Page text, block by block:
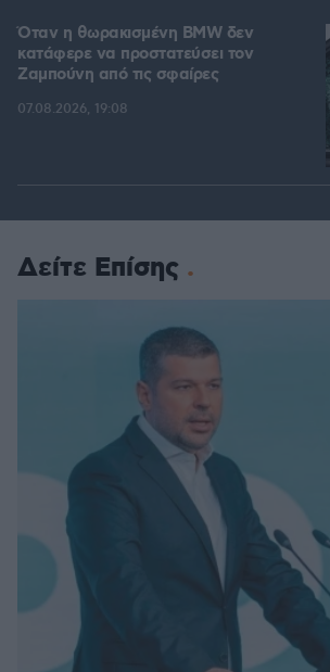
Όταν η θωρακισμένη BMW δεν
κατάφερε να προστατεύσει τον
Ζαμπούνη από τις σφαίρες
07.08.2026, 19:08
Δείτε Επίσης